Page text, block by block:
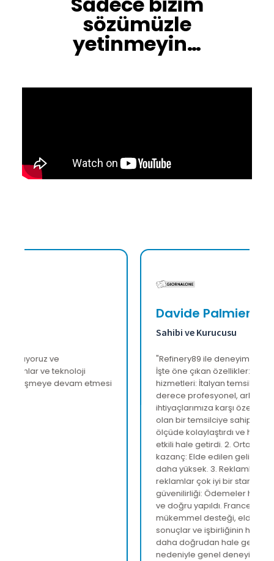
sözümüzle
yetinmeyin…
"Refinery89 ile deneyimlerimiz çok olumluydu.
İşte öne çıkan özellikler: 1. Mükemmel müşteri
hizmetleri: İtalyan temsilci Francesco Molea, son
derece profesyonel, arkadaş canlısı, şeffaf ve
ihtiyaçlarımıza karşı özenliydi. Anadili İtalyanca
olan bir temsilciye sahip olmak iletişimi büyük
ölçüde kolaylaştırdı ve her etkileşimi sorunsuz ve
etkili hale getirdi. 2. Ortalamanın üzerinde
kazanç: Elde edilen gelirler birçok acenteden
daha yüksek. 3. Reklamların kalitesi: Sağlanan
reklamlar çok iyi bir standartta. 4. Ödemelerin
güvenilirliği: Ödemeler her zaman zamanında
ve doğru yapıldı. Francesco Molea'nın
mükemmel desteği, elde edilen ekonomik
sonuçlar ve işbirliğinin her yönünü daha basit ve
daha doğrudan hale getiren iletişim kolaylığı
nedeniyle genel deneyim çok tatmin ediciydi."